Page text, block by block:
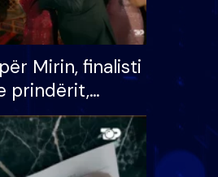
Mirin, finalisti
prindërit,
letër divorci